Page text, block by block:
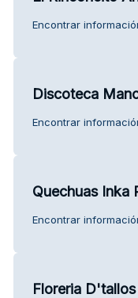
Encontrar
Discoteca
Encontrar
Quechuas Inka
Encontrar
Floreria D'tallos